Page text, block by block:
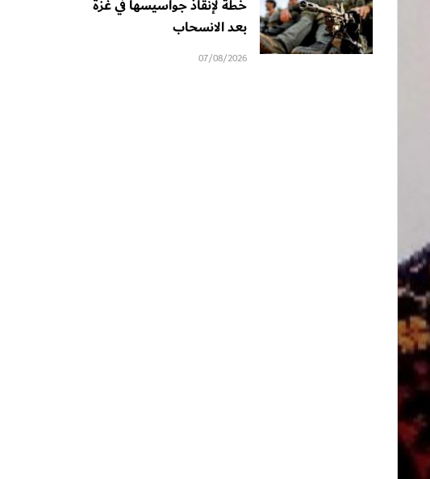
خطة لإنقاذ جواسيسها في غزة
بعد الانسحاب
07/08/2026